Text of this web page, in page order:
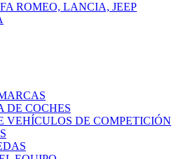
ROMEO, LANCIA, JEEP
DE COCHES
VEHÍCULOS DE COMPETICIÓN